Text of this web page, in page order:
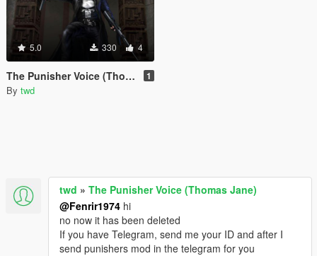
5.0 330 4
The Punisher Voice (Thomas Jane) 1
By twd
twd » The Punisher Voice (Thomas Jane)
@Fenrir1974 hi
no now it has been deleted
If you have Telegram, send me your ID and after I
send punishers mod in the telegram for you